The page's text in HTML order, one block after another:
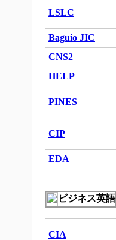
LSLC
Baguio JIC
CNS2
HELP
PINES
CIP
EDA
ビジネス英語
CIA